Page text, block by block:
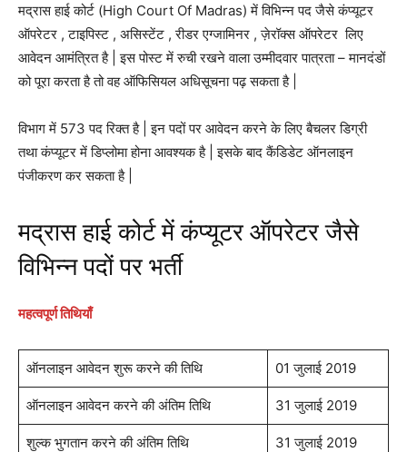
मद्रास हाई कोर्ट (High Court Of Madras) में विभिन्न पद जैसे कंप्यूटर
ऑपरेटर , टाइपिस्ट , असिस्टेंट , रीडर एग्जामिनर , ज़ेरॉक्स ऑपरेटर लिए
आवेदन आमंत्रित है | इस पोस्ट में रुची रखने वाला उम्मीदवार पात्रता – मानदंडों
को पूरा करता है तो वह ऑफिसियल अधिसूचना पढ़ सकता है |
विभाग में 573 पद रिक्त है | इन पदों पर आवेदन करने के लिए बैचलर डिग्री
तथा कंप्यूटर में डिप्लोमा होना आवश्यक है | इसके बाद कैंडिडेट ऑनलाइन
पंजीकरण कर सकता है |
मद्रास हाई कोर्ट में कंप्यूटर ऑपरेटर जैसे
विभिन्न पदों पर भर्ती
महत्वपूर्ण तिथियाँ
ऑनलाइन आवेदन शुरू करने की तिथि 01 जुलाई 2019
ऑनलाइन आवेदन करने की अंतिम तिथि 31 जुलाई 2019
शुल्क भुगतान करने की अंतिम तिथि 31 जुलाई 2019